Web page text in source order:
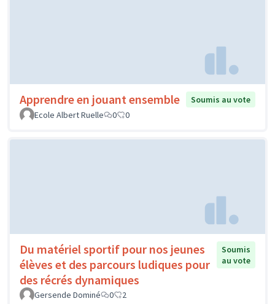
Apprendre en jouant ensemble
Soumis au vote
Ecole Albert Ruelle
0 0
Du matériel sportif pour nos jeunes
élèves et des parcours ludiques pour
des récrés dynamiques
Soumis
au vote
Gersende Dominé 0 2